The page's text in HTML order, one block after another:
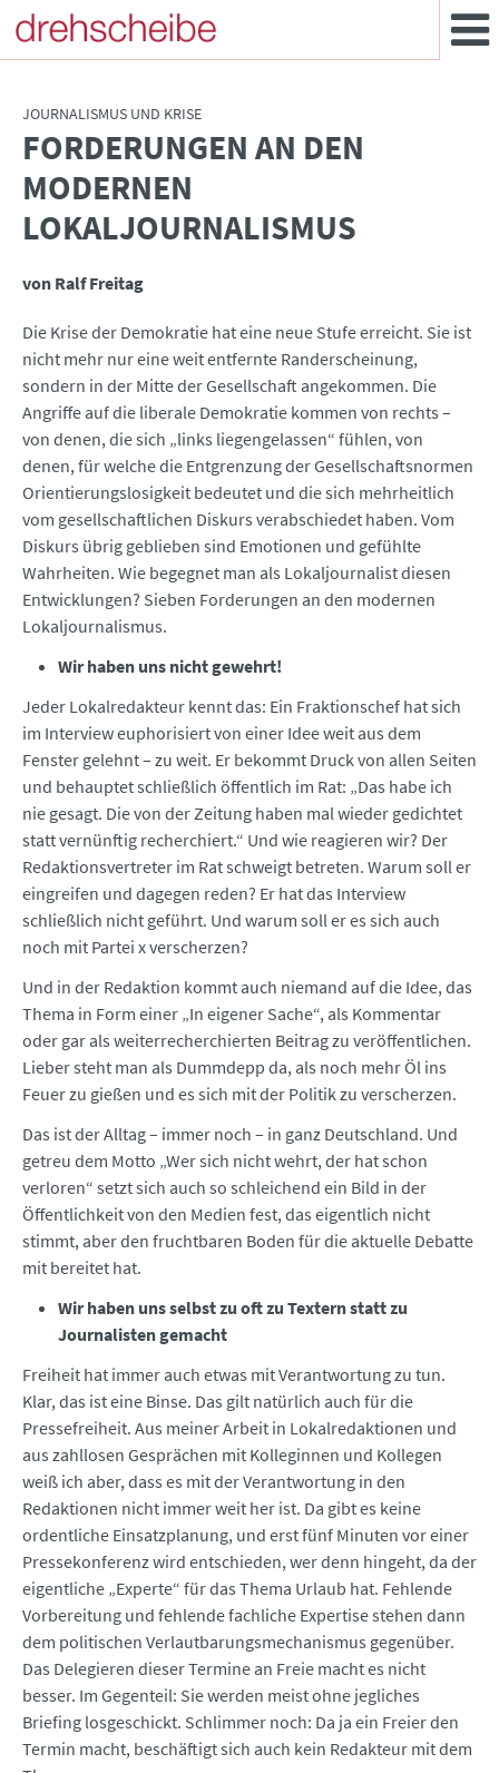
JOURNALISMUS UND KRISE
:FORDERUNGEN AN DEN
MODERNEN
LOKALJOURNALISMUS
von Ralf Freitag
Die Krise der Demokratie hat eine neue Stufe erreicht. Sie ist
nicht mehr nur eine weit entfernte Randerscheinung,
sondern in der Mitte der Gesellschaft angekommen. Die
Angriffe auf die liberale Demokratie kommen von rechts –
von denen, die sich „links liegengelassen“ fühlen, von
denen, für welche die Entgrenzung der Gesellschaftsnormen
Orientierungslosigkeit bedeutet und die sich mehrheitlich
vom gesellschaftlichen Diskurs verabschiedet haben. Vom
Diskurs übrig geblieben sind Emotionen und gefühlte
Wahrheiten. Wie begegnet man als Lokaljournalist diesen
Entwicklungen? Sieben Forderungen an den modernen
Lokaljournalismus.
Wir haben uns nicht gewehrt!
Jeder Lokalredakteur kennt das: Ein Fraktionschef hat sich
im Interview euphorisiert von einer Idee weit aus dem
Fenster gelehnt – zu weit. Er bekommt Druck von allen Seiten
und behauptet schließlich öffentlich im Rat: „Das habe ich
nie gesagt. Die von der Zeitung haben mal wieder gedichtet
statt vernünftig recherchiert.“ Und wie reagieren wir? Der
Redaktionsvertreter im Rat schweigt betreten. Warum soll er
eingreifen und dagegen reden? Er hat das Interview
schließlich nicht geführt. Und warum soll er es sich auch
noch mit Partei x verscherzen?
Und in der Redaktion kommt auch niemand auf die Idee, das
Thema in Form einer „In eigener Sache“, als Kommentar
oder gar als weiterrecherchierten Beitrag zu veröffentlichen.
Lieber steht man als Dummdepp da, als noch mehr Öl ins
Feuer zu gießen und es sich mit der Politik zu verscherzen.
Das ist der Alltag – immer noch – in ganz Deutschland. Und
getreu dem Motto „Wer sich nicht wehrt, der hat schon
verloren“ setzt sich auch so schleichend ein Bild in der
Öffentlichkeit von den Medien fest, das eigentlich nicht
stimmt, aber den fruchtbaren Boden für die aktuelle Debatte
mit bereitet hat.
Wir haben uns selbst zu oft zu Textern statt zu
Journalisten gemacht
Freiheit hat immer auch etwas mit Verantwortung zu tun.
Klar, das ist eine Binse. Das gilt natürlich auch für die
Pressefreiheit. Aus meiner Arbeit in Lokalredaktionen und
aus zahllosen Gesprächen mit Kolleginnen und Kollegen
weiß ich aber, dass es mit der Verantwortung in den
Redaktionen nicht immer weit her ist. Da gibt es keine
ordentliche Einsatzplanung, und erst fünf Minuten vor einer
Pressekonferenz wird entschieden, wer denn hingeht, da der
eigentliche „Experte“ für das Thema Urlaub hat. Fehlende
Vorbereitung und fehlende fachliche Expertise stehen dann
dem politischen Verlautbarungsmechanismus gegenüber.
Das Delegieren dieser Termine an Freie macht es nicht
besser. Im Gegenteil: Sie werden meist ohne jegliches
Briefing losgeschickt. Schlimmer noch: Da ja ein Freier den
Termin macht, beschäftigt sich auch kein Redakteur mit dem